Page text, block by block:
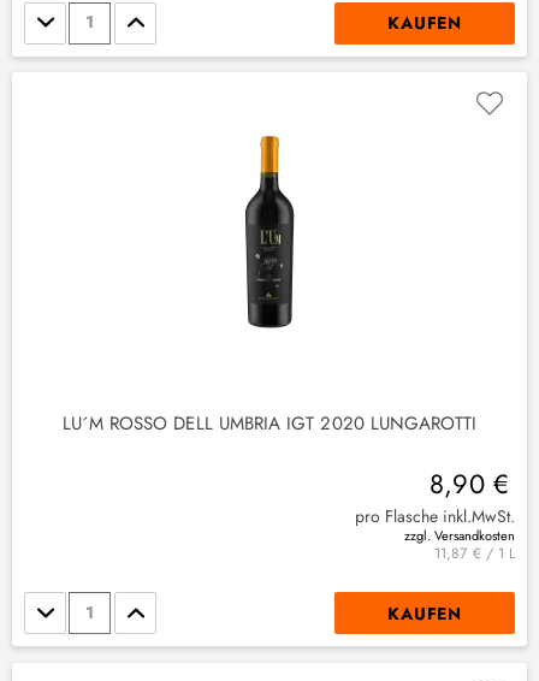
Stückzahl KAUFEN
LU´M ROSSO DELL UMBRIA IGT 2020 LUNGAROTTI
8,90 €
pro Flasche inkl.MwSt.
zzgl. Versandkosten
11,87 € / 1 L
Stückzahl KAUFEN